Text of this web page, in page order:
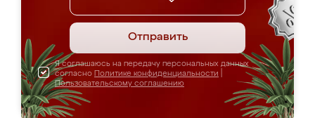
Отправить
Я соглашаюсь на передачу персональных данных
согласно Политике конфиденциальности
Пользовательскому соглашению